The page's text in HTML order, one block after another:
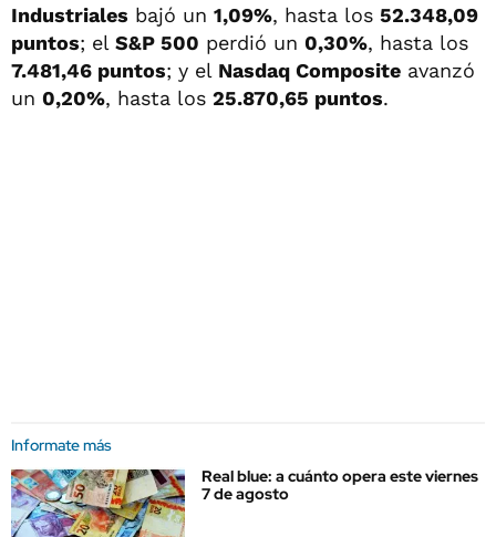
Industriales bajó un 1,09%, hasta los 52.348,09
puntos; el S&P 500 perdió un 0,30%, hasta los
7.481,46 puntos; y el Nasdaq Composite avanzó
un 0,20%, hasta los 25.870,65 puntos.
Informate más
Real blue: a cuánto opera este viernes
7 de agosto